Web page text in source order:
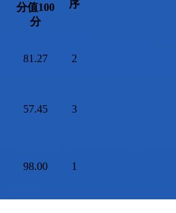
序
分值100
分
81.27 2
57.45 3
98.00 1